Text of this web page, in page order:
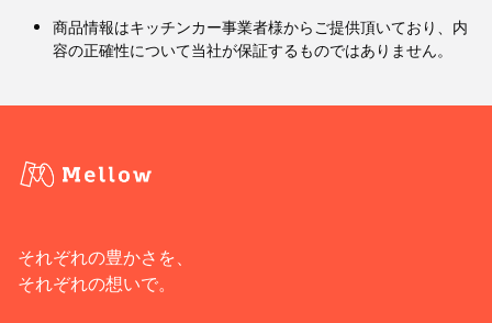
商品情報はキッチンカー事業者様からご提供頂いており、内
容の正確性について当社が保証するものではありません。
それぞれの豊かさを、
それぞれの想いで。